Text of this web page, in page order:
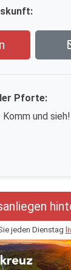
Pforte:
und sieh!
jeden Dienstag